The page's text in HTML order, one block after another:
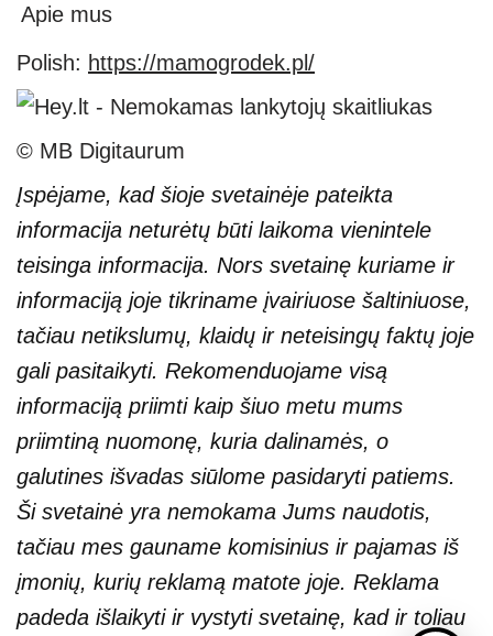
Apie mus
Polish: https://mamogrodek.pl/
© MB Digitaurum
Įspėjame, kad šioje svetainėje pateikta
informacija neturėtų būti laikoma vienintele
teisinga informacija. Nors svetainę kuriame ir
informaciją joje tikriname įvairiuose šaltiniuose,
tačiau netikslumų, klaidų ir neteisingų faktų joje
gali pasitaikyti. Rekomenduojame visą
informaciją priimti kaip šiuo metu mums
priimtiną nuomonę, kuria dalinamės, o
galutines išvadas siūlome pasidaryti patiems.
Ši svetainė yra nemokama Jums naudotis,
tačiau mes gauname komisinius ir pajamas iš
įmonių, kurių reklamą matote joje. Reklama
padeda išlaikyti ir vystyti svetainę, kad ir toliau